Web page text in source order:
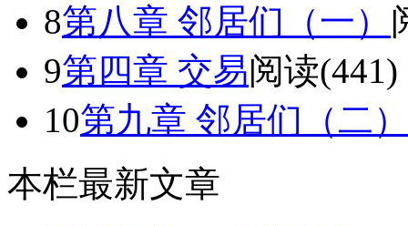
8第八章 邻居们（一）
9第四章 交易阅读(441)
10第九章 邻居们（二）
本栏最新文章